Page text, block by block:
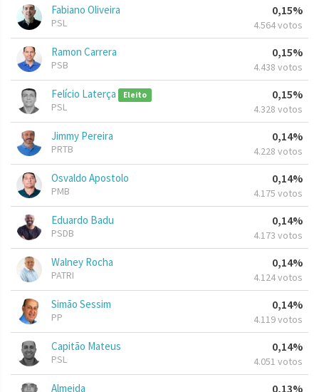
Fabiano Oliveira
PSL
0,15%
4.564 votos
Ramon Carrera
PSB
0,15%
4.438 votos
Felício Laterça Eleito
PSL
0,15%
4.328 votos
Jimmy Pereira
PRTB
0,14%
4.228 votos
Osvaldo Apostolo
PMB
0,14%
4.175 votos
Eduardo Badu
PSDB
0,14%
4.173 votos
Walney Rocha
PATRI
0,14%
4.124 votos
Simão Sessim
PP
0,14%
4.119 votos
Capitão Mateus
PSL
0,14%
4.051 votos
Almeida 0,13%